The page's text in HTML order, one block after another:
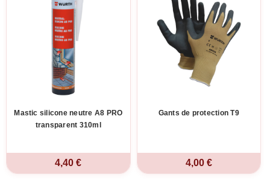
Mastic silicone neutre A8 PRO
transparent 310ml
4,40 €
Gants de protection T9
4,00 €